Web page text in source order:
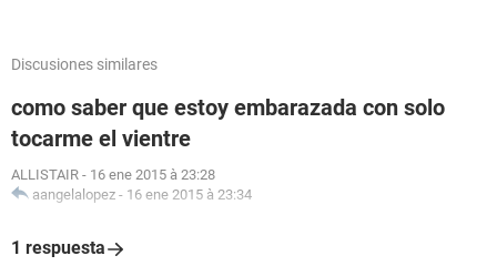
Discusiones similares
como saber que estoy embarazada con solo
tocarme el vientre
ALLISTAIR - 16 ene 2015 à 23:28
aangelalopez - 16 ene 2015 à 23:34
1 respuesta